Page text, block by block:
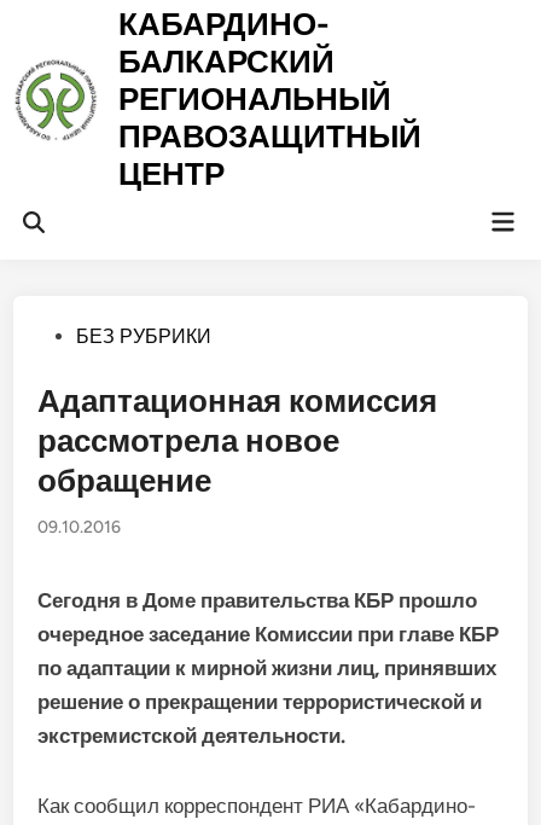
содержимому
КАБАРДИНО-
БАЛКАРСКИЙ
РЕГИОНАЛЬНЫЙ
ПРАВОЗАЩИТНЫЙ
ЦЕНТР
Открыть
Опубликовано
БЕЗ РУБРИКИ
Адаптационная комиссия
рассмотрела новое
обращение
09.10.2016
Сегодня в Доме правительства КБР прошло
очередное заседание Комиссии при главе КБР
по адаптации к мирной жизни лиц, принявших
решение о прекращении террористической и
экстремистской деятельности.
Как сообщил корреспондент РИА «Кабардино-